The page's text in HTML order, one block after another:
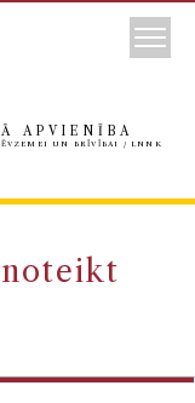
APVIENĪBA
UN BRĪVĪBAI / LNNK